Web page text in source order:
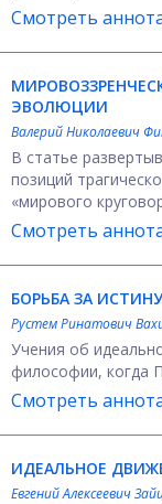
Смотреть
ЭВОЛЮЦИИ
Валерий Николаевич
В статье
позиций
«мирового
Смотреть
БОРЬБА ЗА
Рустем Ринатович
Учения об
философии, когда
Смотреть
ИДЕАЛЬНОЕ
Евгений Алексеевич